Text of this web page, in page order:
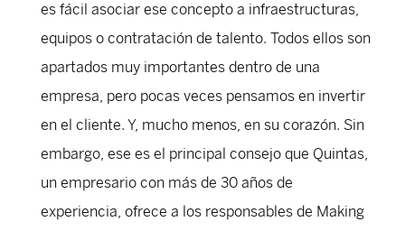
es fácil asociar ese concepto a infraestructuras,
equipos o contratación de talento. Todos ellos son
apartados muy importantes dentro de una
empresa, pero pocas veces pensamos en invertir
en el cliente. Y, mucho menos, en su corazón. Sin
embargo, ese es el principal consejo que Quintas,
un empresario con más de 30 años de
experiencia, ofrece a los responsables de Making